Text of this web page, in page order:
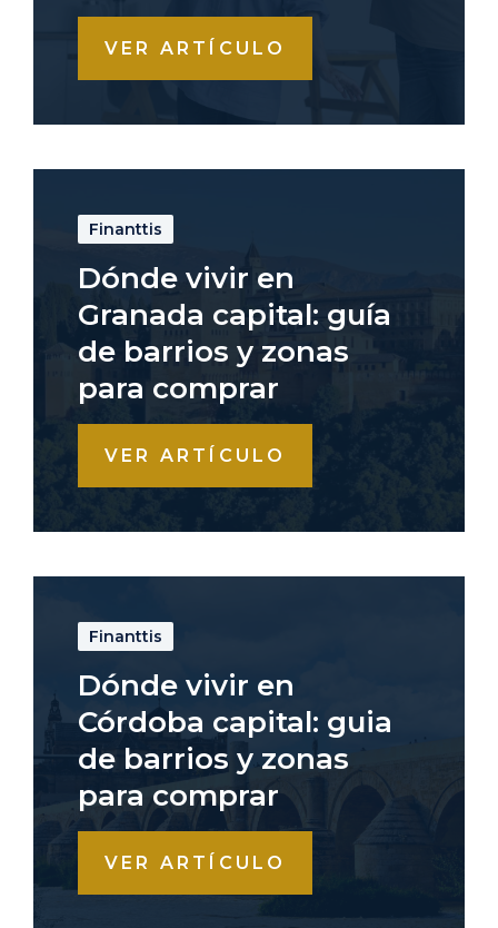
VER ARTÍCULO
Finanttis
Dónde vivir en
Granada capital: guía
de barrios y zonas
para comprar
VER ARTÍCULO
Finanttis
Dónde vivir en
Córdoba capital: guia
de barrios y zonas
para comprar
VER ARTÍCULO